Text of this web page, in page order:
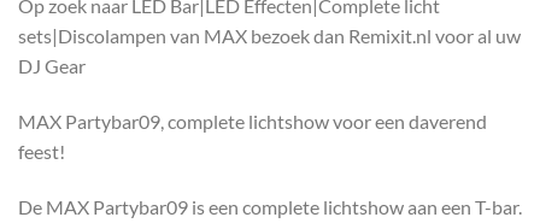
Op zoek naar LED Bar|LED Effecten|Complete licht
sets|Discolampen van MAX bezoek dan Remixit.nl voor al uw
DJ Gear
MAX Partybar09, complete lichtshow voor een daverend
feest!
De MAX Partybar09 is een complete lichtshow aan een T-bar.